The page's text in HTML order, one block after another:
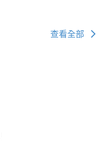
查看全部